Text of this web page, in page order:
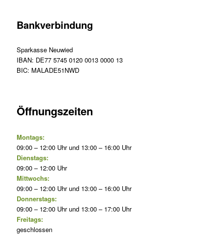
Bankverbindung
Sparkasse Neuwied
IBAN: DE77 5745 0120 0013 0000 13
BIC: MALADE51NWD
Öffnungszeiten
Montags:
09:00 – 12:00 Uhr und 13:00 – 16:00 Uhr
Dienstags:
09:00 – 12:00 Uhr
Mittwochs:
09:00 – 12:00 Uhr und 13:00 – 16:00 Uhr
Donnerstags:
09:00 – 12:00 Uhr und 13:00 – 17:00 Uhr
Freitags:
geschlossen